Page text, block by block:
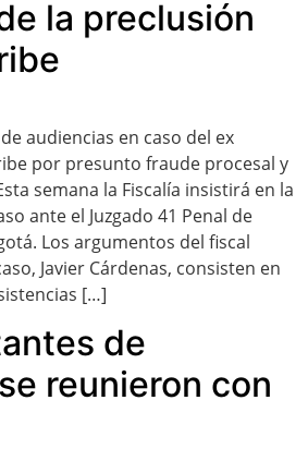
la preclusión
audiencias en caso del ex
por presunto fraude procesal y
semana la Fiscalía insistirá en la
ante el Juzgado 41 Penal de
Los argumentos del fiscal
Javier Cárdenas, consisten en
[…]
de
reunieron con